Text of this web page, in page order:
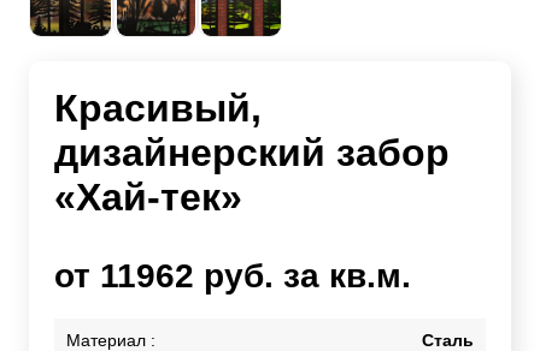
Красивый,
дизайнерский забор
«Хай-тек»
от 11962 руб. за кв.м.
Материал : Сталь